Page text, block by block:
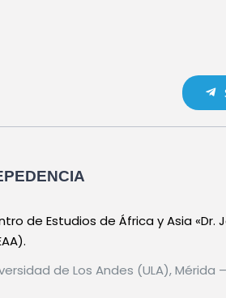
de Estudios de África y Asia «Dr.
de Los Andes (ULA), Mérida